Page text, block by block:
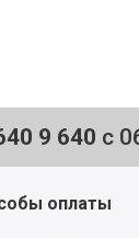
9 640 с
оплаты